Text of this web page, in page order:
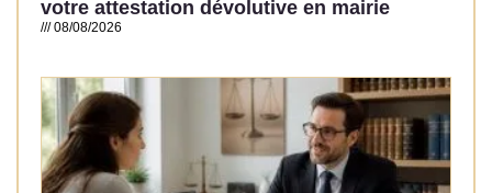
votre attestation dévolutive en mairie
08/08/2026